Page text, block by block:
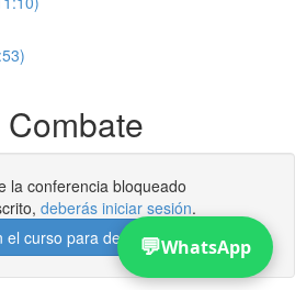
la conferencia bloqueado
deberás iniciar sesión.
curso para desbloquear
💬WhatsApp